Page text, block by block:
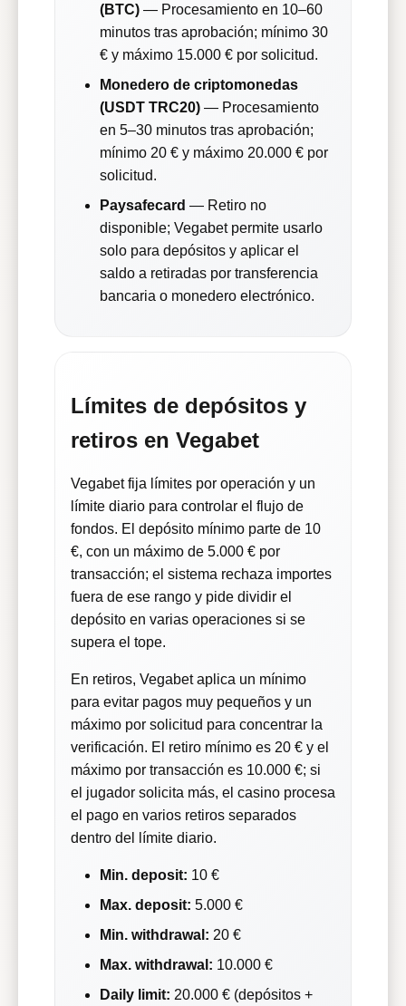
(BTC)— Procesamiento en 10–60
minutos tras aprobación; mínimo 30
€ y máximo 15.000 € por solicitud.
Monedero de criptomonedas
(USDT TRC20)— Procesamiento
en 5–30 minutos tras aprobación;
mínimo 20 € y máximo 20.000 € por
solicitud.
Paysafecard — Retiro no
disponible; Vegabet permite usarlo
solo para depósitos y aplicar el
saldo a retiradas por transferencia
bancaria o monedero electrónico.
Límites de depósitos y
retiros en Vegabet
Vegabet fija límites por operación y un
límite diario para controlar el flujo de
fondos. El depósito mínimo parte de 10
€, con un máximo de 5.000 € por
transacción; el sistema rechaza importes
fuera de ese rango y pide dividir el
depósito en varias operaciones si se
supera el tope.
En retiros, Vegabet aplica un mínimo
para evitar pagos muy pequeños y un
máximo por solicitud para concentrar la
verificación. El retiro mínimo es 20 € y el
máximo por transacción es 10.000 €; si
el jugador solicita más, el casino procesa
el pago en varios retiros separados
dentro del límite diario.
Min. deposit: 10 €
Max. deposit: 5.000 €
Min. withdrawal: 20 €
Max. withdrawal: 10.000 €
Daily limit: 20.000 € (depósitos +